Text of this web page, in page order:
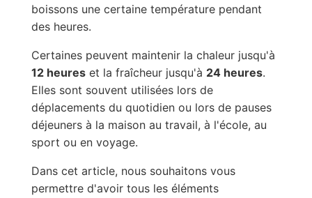
boissons une certaine température pendant
des heures.
Certaines peuvent maintenir la chaleur jusqu'à
12 heureset la fraîcheur jusqu'à 24 heures.
Elles sont souvent utilisées lors de
déplacements du quotidien ou lors de pauses
déjeuners à la maison au travail, à l'école, au
sport ou en voyage.
Dans cet article, nous souhaitons vous
permettre d'avoir tous les éléments